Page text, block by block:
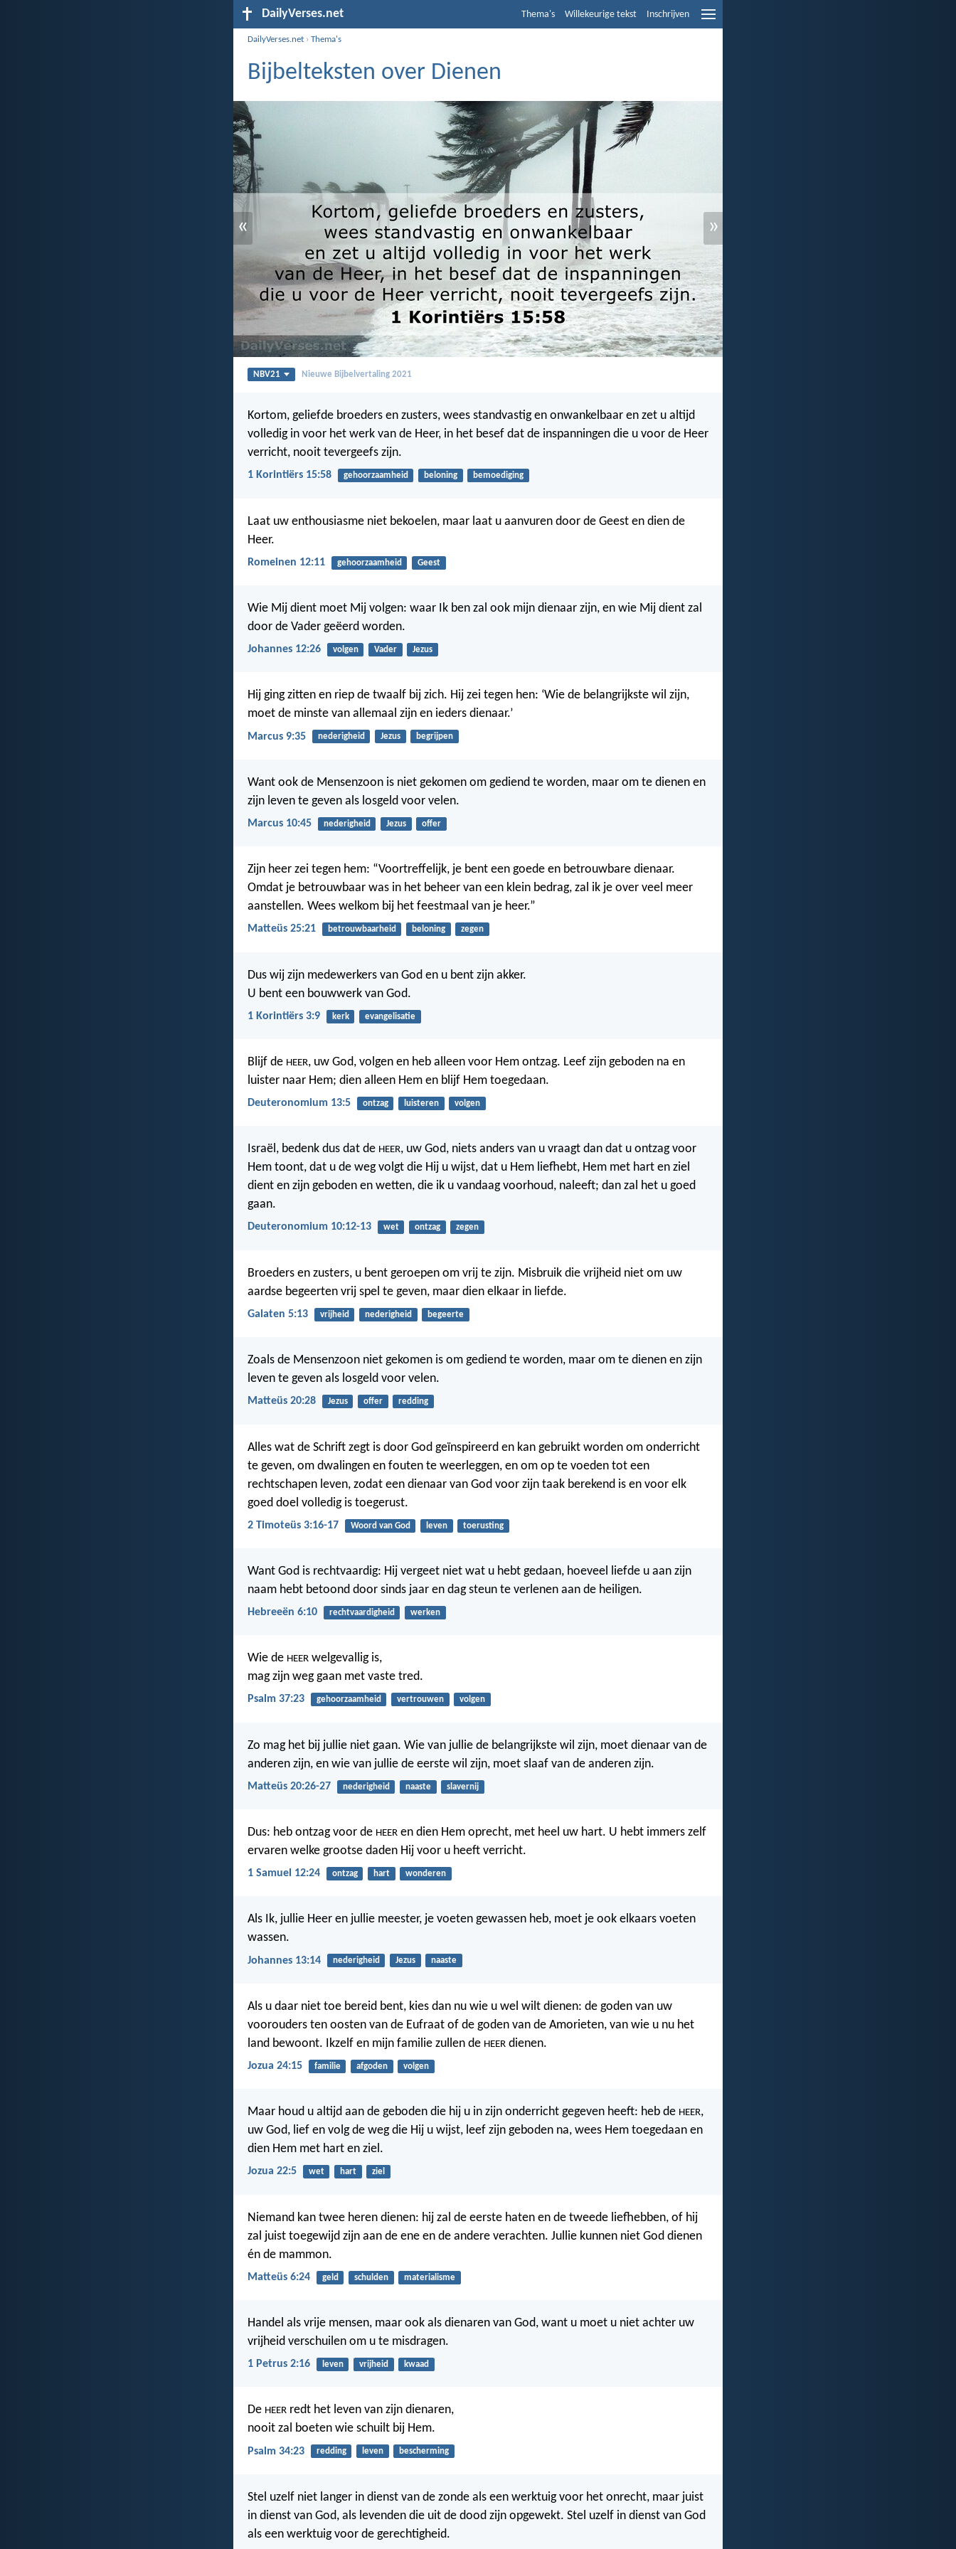
DailyVerses.net Thema's Willekeurige tekst Inschrijven
DailyVerses.net ›Thema's
Bijbelteksten over Dienen
« »
NBV21 Nieuwe Bijbelvertaling 2021
Kortom, geliefde broeders en zusters, wees standvastig en onwankelbaar en zet u altijd
volledig in voor het werk van de Heer, in het besef dat de inspanningen die u voor de Heer
verricht, nooit tevergeefs zijn.
1 Korintiërs 15:58 gehoorzaamheid beloning bemoediging
Laat uw enthousiasme niet bekoelen, maar laat u aanvuren door de Geest en dien de
Heer.
Romeinen 12:11 gehoorzaamheid Geest
Wie Mij dient moet Mij volgen: waar Ik ben zal ook mijn dienaar zijn, en wie Mij dient zal
door de Vader geëerd worden.
Johannes 12:26 volgen Vader Jezus
Hij ging zitten en riep de twaalf bij zich. Hij zei tegen hen: ‘Wie de belangrijkste wil zijn,
moet de minste van allemaal zijn en ieders dienaar.’
Marcus 9:35 nederigheid Jezus begrijpen
Want ook de Mensenzoon is niet gekomen om gediend te worden, maar om te dienen en
zijn leven te geven als losgeld voor velen.
Marcus 10:45 nederigheid Jezus offer
Zijn heer zei tegen hem: “Voortreffelijk, je bent een goede en betrouwbare dienaar.
Omdat je betrouwbaar was in het beheer van een klein bedrag, zal ik je over veel meer
aanstellen. Wees welkom bij het feestmaal van je heer.”
Matteüs 25:21 betrouwbaarheid beloning zegen
Dus wij zijn medewerkers van God en u bent zijn akker.
U bent een bouwwerk van God.
1 Korintiërs 3:9 kerk evangelisatie
Blijf de HEER, uw God, volgen en heb alleen voor Hem ontzag. Leef zijn geboden na en
luister naar Hem; dien alleen Hem en blijf Hem toegedaan.
Deuteronomium 13:5 ontzag luisteren volgen
Israël, bedenk dus dat de HEER, uw God, niets anders van u vraagt dan dat u ontzag voor
Hem toont, dat u de weg volgt die Hij u wijst, dat u Hem liefhebt, Hem met hart en ziel
dient en zijn geboden en wetten, die ik u vandaag voorhoud, naleeft; dan zal het u goed
gaan.
Deuteronomium 10:12-13 wet ontzag zegen
Broeders en zusters, u bent geroepen om vrij te zijn. Misbruik die vrijheid niet om uw
aardse begeerten vrij spel te geven, maar dien elkaar in liefde.
Galaten 5:13 vrijheid nederigheid begeerte
Zoals de Mensenzoon niet gekomen is om gediend te worden, maar om te dienen en zijn
leven te geven als losgeld voor velen.
Matteüs 20:28 Jezus offer redding
Alles wat de Schrift zegt is door God geïnspireerd en kan gebruikt worden om onderricht
te geven, om dwalingen en fouten te weerleggen, en om op te voeden tot een
rechtschapen leven, zodat een dienaar van God voor zijn taak berekend is en voor elk
goed doel volledig is toegerust.
2 Timoteüs 3:16-17 Woord van God leven toerusting
Want God is rechtvaardig: Hij vergeet niet wat u hebt gedaan, hoeveel liefde u aan zijn
naam hebt betoond door sinds jaar en dag steun te verlenen aan de heiligen.
Hebreeën 6:10 rechtvaardigheid werken
Wie de HEER welgevallig is,
mag zijn weg gaan met vaste tred.
Psalm 37:23 gehoorzaamheid vertrouwen volgen
Zo mag het bij jullie niet gaan. Wie van jullie de belangrijkste wil zijn, moet dienaar van de
anderen zijn, en wie van jullie de eerste wil zijn, moet slaaf van de anderen zijn.
Matteüs 20:26-27 nederigheid naaste slavernij
Dus: heb ontzag voor de HEER en dien Hem oprecht, met heel uw hart. U hebt immers zelf
ervaren welke grootse daden Hij voor u heeft verricht.
1 Samuel 12:24 ontzag hart wonderen
Als Ik, jullie Heer en jullie meester, je voeten gewassen heb, moet je ook elkaars voeten
wassen.
Johannes 13:14 nederigheid Jezus naaste
Als u daar niet toe bereid bent, kies dan nu wie u wel wilt dienen: de goden van uw
voorouders ten oosten van de Eufraat of de goden van de Amorieten, van wie u nu het
land bewoont. Ikzelf en mijn familie zullen de HEER dienen.
Jozua 24:15 familie afgoden volgen
Maar houd u altijd aan de geboden die hij u in zijn onderricht gegeven heeft: heb de HEER,
uw God, lief en volg de weg die Hij u wijst, leef zijn geboden na, wees Hem toegedaan en
dien Hem met hart en ziel.
Jozua 22:5 wet hart ziel
Niemand kan twee heren dienen: hij zal de eerste haten en de tweede liefhebben, of hij
zal juist toegewijd zijn aan de ene en de andere verachten. Jullie kunnen niet God dienen
én de mammon.
Matteüs 6:24 geld schulden materialisme
Handel als vrije mensen, maar ook als dienaren van God, want u moet u niet achter uw
vrijheid verschuilen om u te misdragen.
1 Petrus 2:16 leven vrijheid kwaad
De HEER redt het leven van zijn dienaren,
nooit zal boeten wie schuilt bij Hem.
Psalm 34:23 redding leven bescherming
Stel uzelf niet langer in dienst van de zonde als een werktuig voor het onrecht, maar juist
in dienst van God, als levenden die uit de dood zijn opgewekt. Stel uzelf in dienst van God
als een werktuig voor de gerechtigheid.